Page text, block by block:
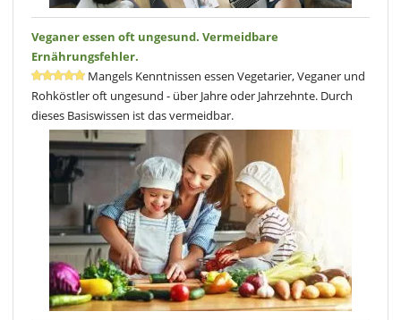
Veganer essen oft ungesund. Vermeidbare
Ernährungsfehler.
Mangels Kenntnissen essen Vegetarier, Veganer und
Rohköstler oft ungesund - über Jahre oder Jahrzehnte. Durch
dieses Basiswissen ist das vermeidbar.